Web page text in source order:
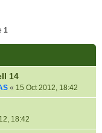
1
14
« 15 Oct 2012, 18:42
18:42